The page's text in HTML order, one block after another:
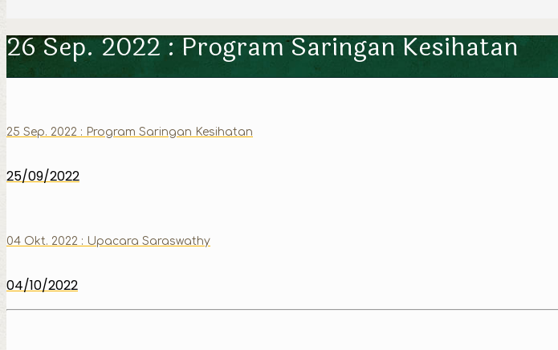
26 Sep. 2022 : Program Saringan Kesihatan
25 Sep. 2022 : Program Saringan Kesihatan
25/09/2022
04 Okt. 2022 : Upacara Saraswathy
04/10/2022